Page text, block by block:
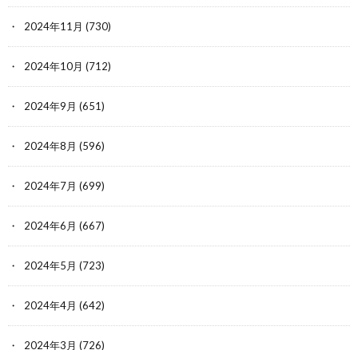
2024年11月 (730)
2024年10月 (712)
2024年9月 (651)
2024年8月 (596)
2024年7月 (699)
2024年6月 (667)
2024年5月 (723)
2024年4月 (642)
2024年3月 (726)